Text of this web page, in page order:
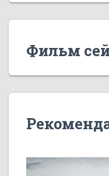
Фильм